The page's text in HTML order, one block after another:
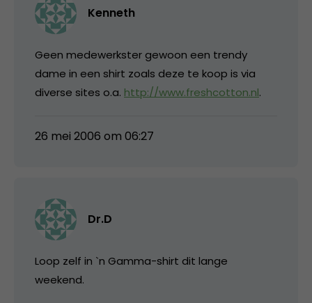
Kenneth
Geen medewerkster gewoon een trendy
dame in een shirt zoals deze te koop is via
diverse sites o.a. http://www.freshcotton.nl.
26 mei 2006 om 06:27
Dr.D
Loop zelf in `n Gamma-shirt dit lange
weekend.